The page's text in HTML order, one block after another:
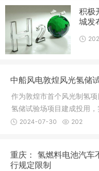
积极
城发
中船风电敦煌风光氢储
作为敦煌市首个风光制氢
氢储试验场项目建成投用
电。2024-07-30 202
重庆： 氢燃料电池汽车
行规定限制